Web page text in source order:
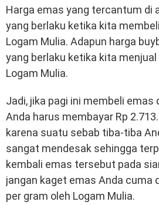
Harga emas yang tercantum di
yang berlaku ketika kita
Logam Mulia. Adapun harga
yang berlaku ketika kita
Logam Mulia.
Jadi, jika pagi ini membeli emas
Anda harus membayar Rp
karena suatu sebab tiba-tiba
sangat mendesak sehingga
kembali emas tersebut pada
jangan kaget emas Anda cuma
per gram oleh Logam Mulia.